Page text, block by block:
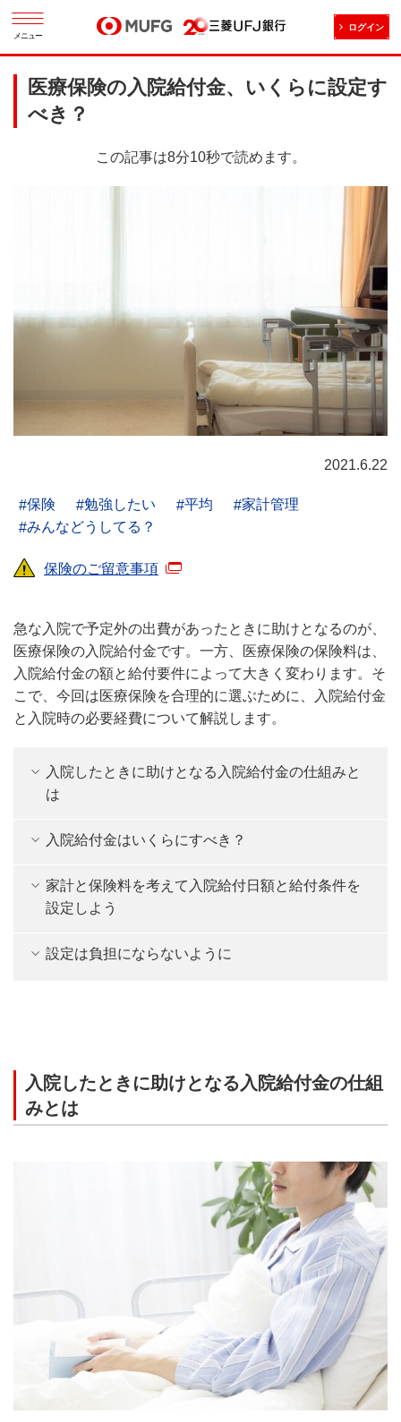
メニュー
ログイン
医療保険の入院給付金、いくらに設定す
べき？
この記事は8分10秒で読めます。
2021.6.22
保険 勉強したい 平均
家計管理
みんなどうしてる？
保険のご留意事項
急な入院で予定外の出費があったときに助けとなるのが、
医療保険の入院給付金です。一方、医療保険の保険料は、
入院給付金の額と給付要件によって大きく変わります。そ
こで、今回は医療保険を合理的に選ぶために、入院給付金
と入院時の必要経費について解説します。
入院したときに助けとなる入院給付金の仕組みと
は
入院給付金はいくらにすべき？
家計と保険料を考えて入院給付日額と給付条件を
設定しよう
設定は負担にならないように
入院したときに助けとなる入院給付金の仕組
みとは